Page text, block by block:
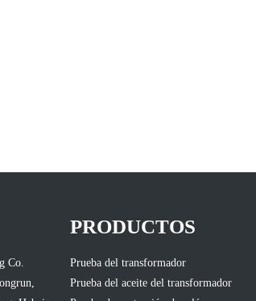
Co.
PRODUCTOS
Prueba del transformador
Prueba del aceite del transformador